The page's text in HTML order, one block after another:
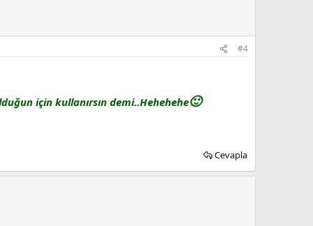
#4
için kullanırsın demi..Hehehehe🙂
Cevapla